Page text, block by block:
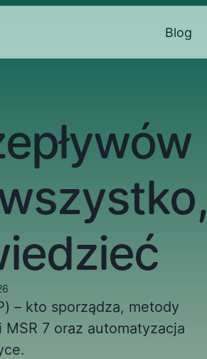
Blog
– kto sporządza, metody
7 oraz automatyzacja